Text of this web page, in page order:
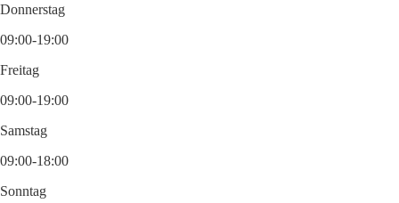
Donnerstag
09:00-19:00
Freitag
09:00-19:00
Samstag
09:00-18:00
Sonntag